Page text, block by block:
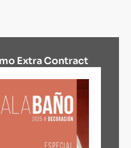
Extra Contract